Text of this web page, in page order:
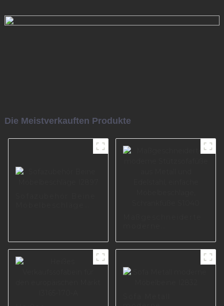
Die Meistverkauften Produkte
Metall und
Schrankfüße S1040